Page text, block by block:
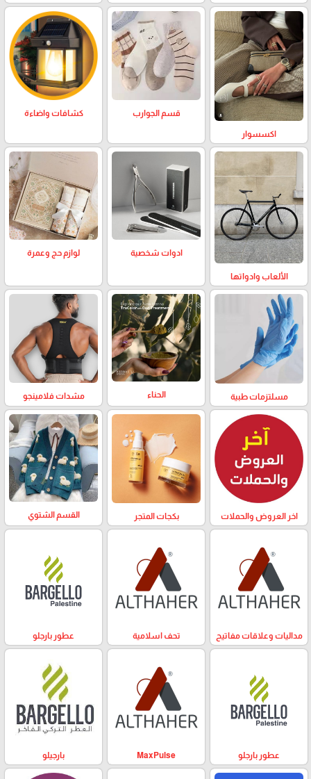
اكسسوار
قسم الجوارب كشافات واضاءة
الألعاب وادواتها
ادوات شخصية لوازم حج وعمرة
مسلتزمات طبية الحناء مشدات فلامينجو
اخر العروض والحملات بكجات المتجر القسم الشتوي
مداليات وعلاقات مفاتيح تحف اسلامية عطور بارجلو
عطور بارجلو MaxPulse بارجيلو